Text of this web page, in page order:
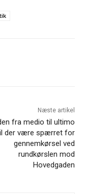
Næste artikel
fra medio til ultimo
der være spærret for
gennemkørsel ved
rundkørslen mod
Hovedgaden